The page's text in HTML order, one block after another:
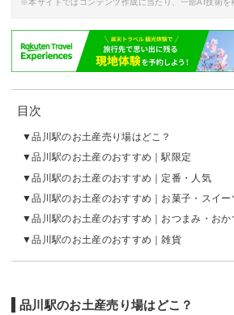
※本サイトではコンテンツ作成に当たり、一部AI技術を
目次
品川駅のお土産売り場はどこ？
品川駅のお土産のおすすめ｜駅限定
品川駅のお土産のおすすめ｜定番・人気
品川駅のお土産のおすすめ｜お菓子・スイー
品川駅のお土産のおすすめ｜おつまみ・おか
品川駅のお土産のおすすめ｜雑貨
品川駅のお土産売り場はどこ？